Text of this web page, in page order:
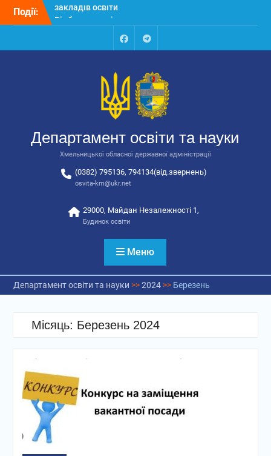
Перейти
Події:
Відбулося засідання
колегії Департаменту
освіти та науки обласної
державної адміністрації
відповідальних за
національно-патріотичне
автобусів для потреб
закладів освіти
FacebookTalegram
Департамент освіти та науки
Хмельницької обласної державної адміністрації
(0382) 795136, 794134(від.звернень)
osvita-km@ukr.net
29000, Майдан Незалежності 1,
Будинок освіти
Меню
Департамент освіти та науки >>2024>> Березень
Місяць: Березень 2024